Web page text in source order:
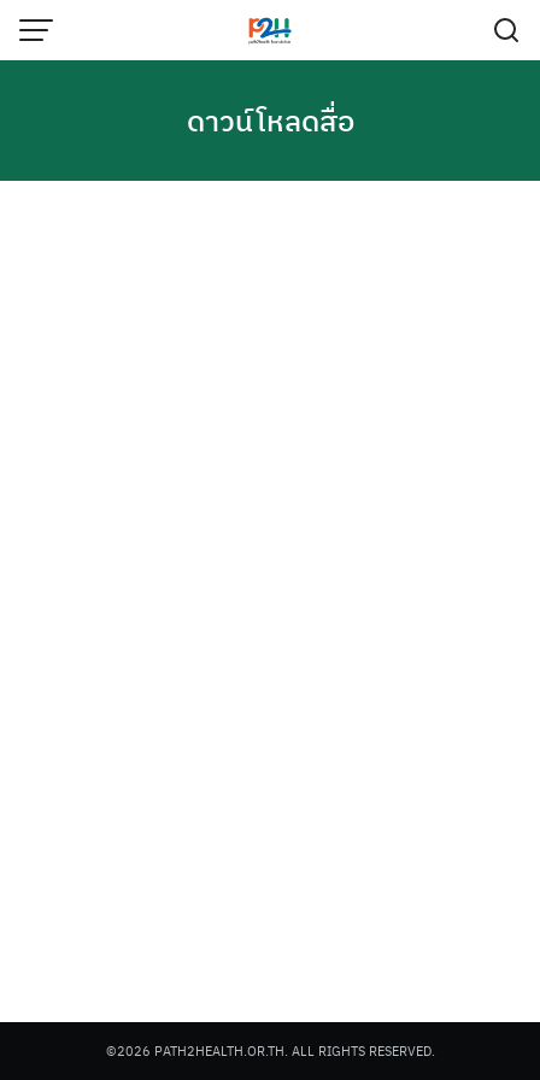
ดาวน์โหลดสื่อ
©2026 PATH2HEALTH.OR.TH. ALL RIGHTS RESERVED.